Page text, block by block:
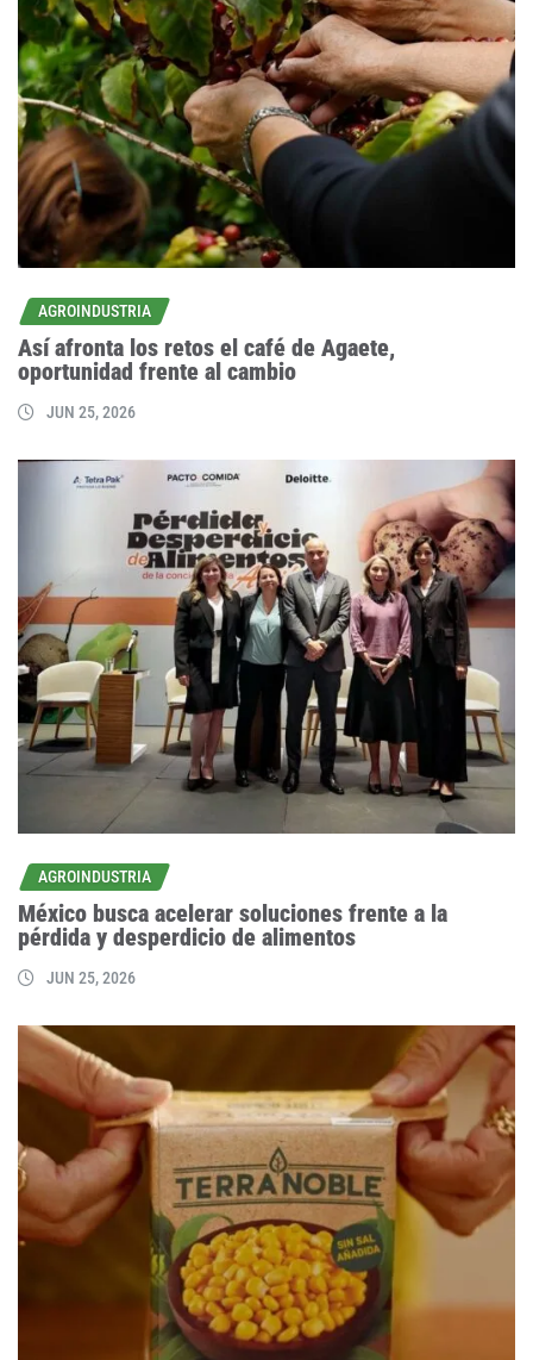
AGROINDUSTRIA
Así afronta los retos el café de Agaete,
oportunidad frente al cambio
JUN 25, 2026
AGROINDUSTRIA
México busca acelerar soluciones frente a la
pérdida y desperdicio de alimentos
JUN 25, 2026